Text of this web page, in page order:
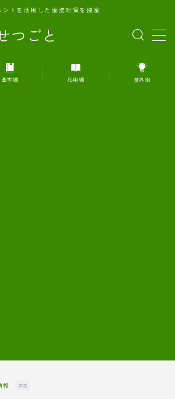
つごと
トを活用した面接対策を提案
とは何か？
基本編 応用編 業界別
報 PR